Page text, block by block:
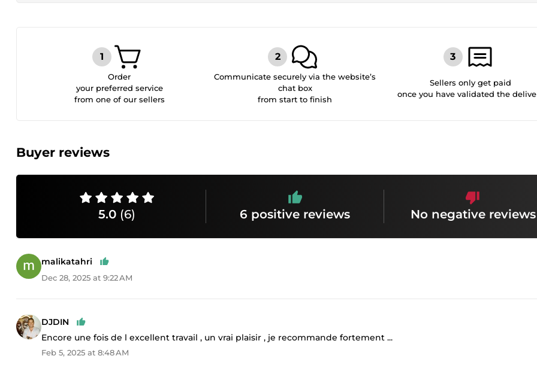
Order
your preferred service
from one of our sellers
Communicate securely via the website’s
chat box
from start to finish
Sellers only get paid
once you have validated the
Buyer reviews
5.0 (6) 6 positive reviews No negative reviews
malikatahri
Dec 28, 2025 at 9:22 AM
DJDIN
Encore une fois de l excellent travail , un vrai plaisir , je recommande fortement ...
Feb 5, 2025 at 8:48 AM